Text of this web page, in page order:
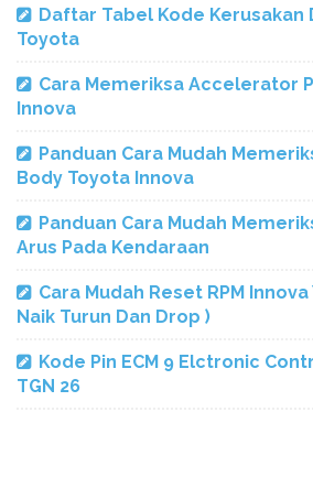
Daftar Tabel Kode Kerusakan
Toyota
Cara Memeriksa Accelerator
Innova
Panduan Cara Mudah
Body Toyota Innova
Panduan Cara Mudah
Arus Pada Kendaraan
Cara Mudah Reset RPM
Naik Turun Dan Drop )
Kode Pin ECM 9 Elctronic
TGN 26